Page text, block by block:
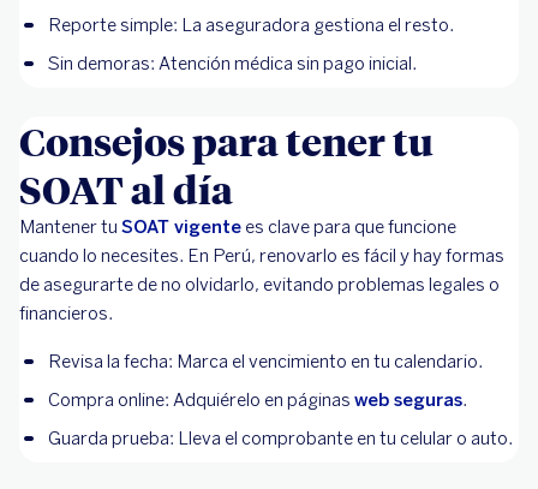
Reporte simple: La aseguradora gestiona el resto.
Sin demoras: Atención médica sin pago inicial.
Consejos para tener tu
SOAT al día
Mantener tu SOAT vigente es clave para que funcione
cuando lo necesites. En Perú, renovarlo es fácil y hay formas
de asegurarte de no olvidarlo, evitando problemas legales o
financieros.
Revisa la fecha: Marca el vencimiento en tu calendario.
Compra online: Adquiérelo en páginas web seguras.
Guarda prueba: Lleva el comprobante en tu celular o auto.